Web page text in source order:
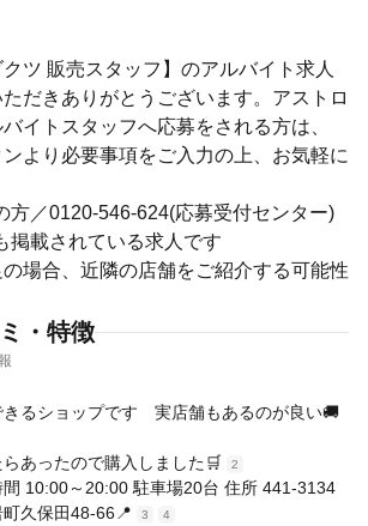
クツ 販売スタッフ】のアルバイト求人
だきありがとうございます。アストロ
イトスタッフへ応募をされる方は、
ンより必要事項をご入力の上、お気軽に
方／0120-546-624(応募受付センター)
掲載されている求人です
場合、近隣の店舗をご紹介する可能性
・特徴
きるショップです 実店舗もあるのが良い🚚
あったので購入しました🛒 2
間 10:00～20:00 駐車場20台 住所 441-3134
久保田48-66📍
3 4